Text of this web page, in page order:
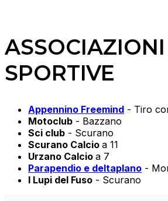
ASSOCIAZIONI
SPORTIVE
Appennino Freemind - Tiro
Motoclub - Bazzano
Sci club - Scurano
Scurano Calcio a 11
Urzano Calcio a 7
Parapendio e deltaplano -
I Lupi del Fuso - Scurano